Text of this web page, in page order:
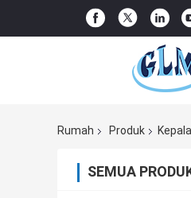
Rumah Produk
SEMUA